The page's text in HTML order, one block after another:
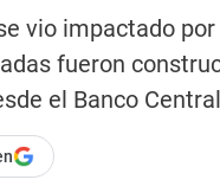
vio impactado
fueron
el Banco